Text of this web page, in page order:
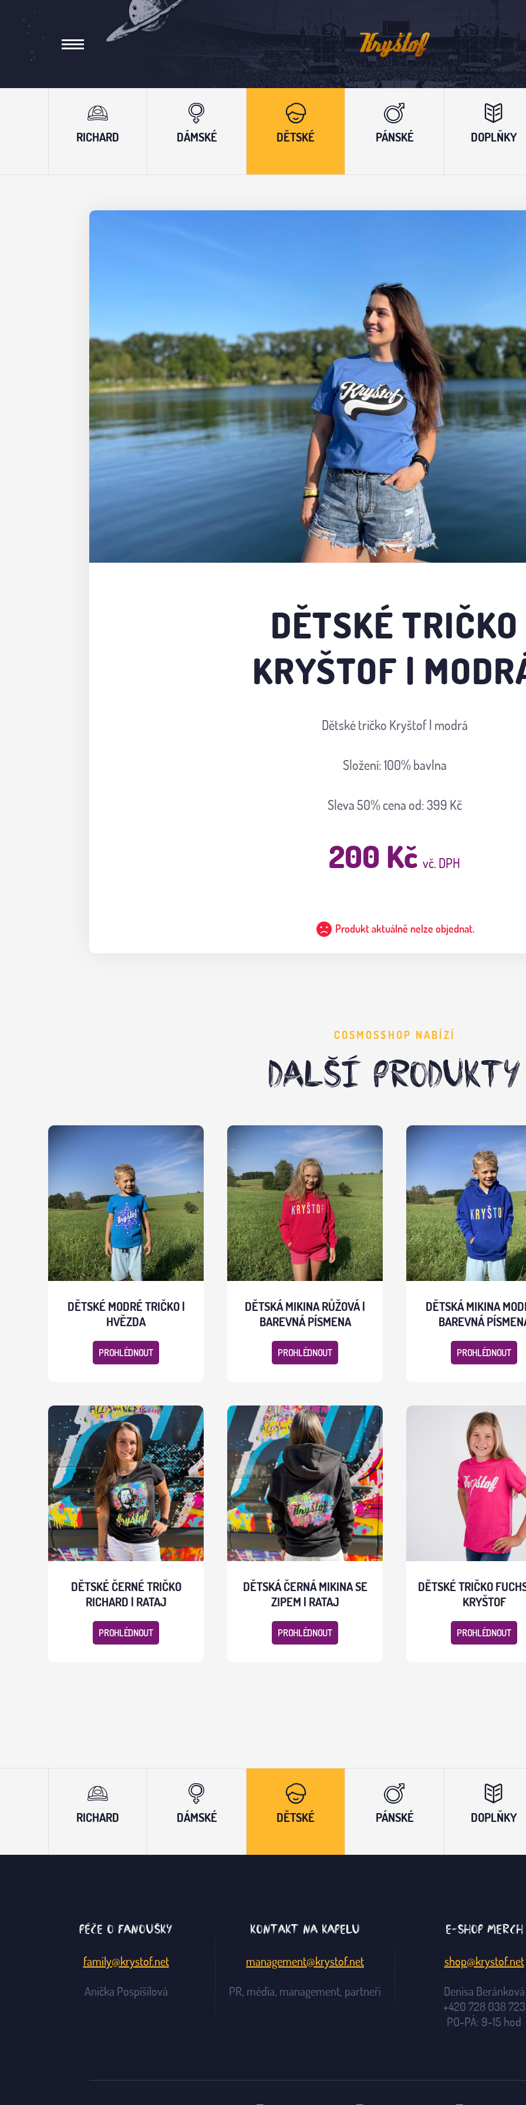
RICHARD DÁMSKÉ DĚTSKÉ PÁNSKÉ DOPLŇKY
DĚTSKÉ TRIČKO
KRYŠTOF |
Dětské tričko Kryštof | modrá
Složení: 100% bavlna
Sleva 50% cena od: 399 Kč
200 Kč vč. DPH
Produkt aktuálně nelze objednat.
COSMOS$HOP NABÍZÍ
DALŠÍ PRODUKTY
DĚTSKÉ MODRÉ TRIČKO |
HVĚZDA
PROHLÉDNOUT
DĚTSKÁ MIKINA RŮŽOVÁ |
BAREVNÁ PÍSMENA
PROHLÉDNOUT
DĚTSKÁ MIKINA
BAREVNÁ
PROHLÉDNOUT
DĚTSKÉ ČERNÉ TRIČKO
RICHARD | RATAJ
PROHLÉDNOUT
DĚTSKÁ ČERNÁ MIKINA SE
ZIPEM | RATAJ
PROHLÉDNOUT
DĚTSKÉ TRIČKO
KRYŠTOF
PROHLÉDNOUT
RICHARD DÁMSKÉ DĚTSKÉ PÁNSKÉ DOPLŇKY
Péče o fanoušky
family@krystof.net
Anička Pospíšilová
Kontakt na kapelu
management@krystof.net
PR, média, management, partneři
E-shop merch
shop@krystof.net
Denisa Beránková
+420 728 038 723
PO-PÁ: 9-15 hod